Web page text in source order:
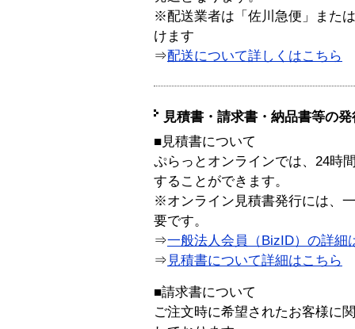
※配送業者は「佐川急便」また
けます
⇒配送について詳しくはこちら
見積書・請求書・納品書等の
■見積書について
ぷらっとオンラインでは、24時
することができます。
※オンライン見積書発行には、
要です。
⇒一般法人会員（BizID）の詳細
⇒ 見積書について詳細はこちら
■請求書について
ご注文時に希望されたお客様に